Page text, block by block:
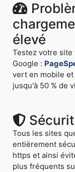
élevé
Testez votre site
Google :
vert en mobile
jusqu'à 50 % de
Tous les sites
entièrement
https et ainsi
plus fréquents